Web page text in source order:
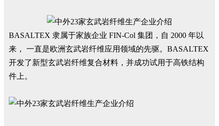
BASALTEX 隶属于家族企业 FIN-Col 集团，自 2000 年以
来， 一直是欧洲玄武岩纤维应用领域的先驱。BASALTEX
开发了新型玄武岩纤维复合材料，并成功试用于高铁结构
件上。